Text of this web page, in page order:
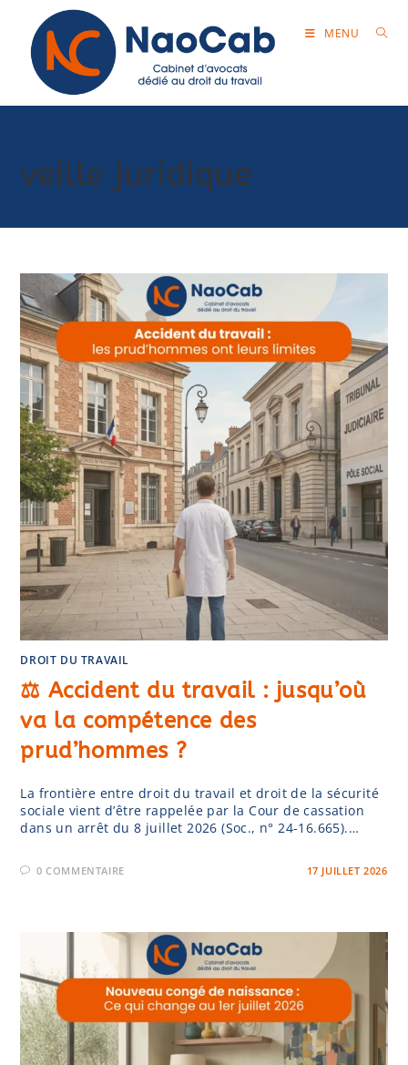
MENU
veille juridique
DROIT DU TRAVAIL
⚖️ Accident du travail : jusqu’où
va la compétence des
prud’hommes ?
La frontière entre droit du travail et droit de la sécurité
sociale vient d’être rappelée par la Cour de cassation
dans un arrêt du 8 juillet 2026 (Soc., n° 24-16.665).…
0 COMMENTAIRE 17 JUILLET 2026